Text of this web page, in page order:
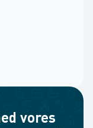
vores